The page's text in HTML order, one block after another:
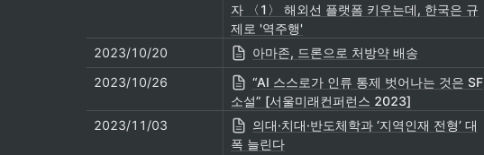
자 〈1〉 해외선 플랫폼 키우는데, 한국은 규
제로 '역주행'
2023/10/20 아마존, 드론으로 처방약 배송
2023/10/26
“AI 스스로가 인류 통제 벗어나는 것은 SF
소설” [서울미래컨퍼런스 2023]
2023/11/03
의대·치대·반도체학과 ‘지역인재 전형’ 대
폭 늘린다